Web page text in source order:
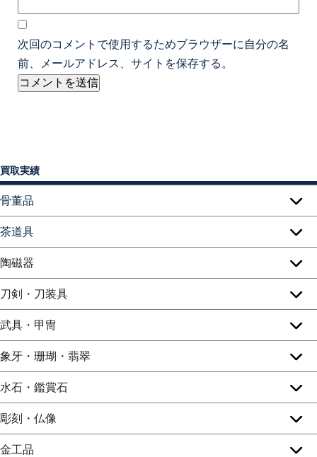
次回のコメントで使用するためブラウザーに自分の名
前、メールアドレス、サイトを保存する。
買取実績
骨董品
茶道具
陶磁器
刀剣・刀装具
武具・甲冑
象牙・珊瑚・翡翠
水石・鑑賞石
彫刻・仏像
金工品